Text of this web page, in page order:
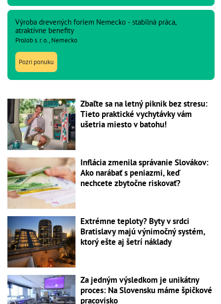
Výroba drevených foriem Nemecko - stabilná práca,
atraktívne benefity
ProJob s. r. o., Nemecko
Pozri ponuku
Zbaľte sa na letný piknik bez stresu:
Tieto praktické vychytávky vám
ušetria miesto v batohu!
Inflácia zmenila správanie Slovákov:
Ako narábať s peniazmi, keď
nechcete zbytočne riskovať?
Extrémne teploty? Byty v srdci
Bratislavy majú výnimočný systém,
ktorý ešte aj šetrí náklady
Za jedným výsledkom je unikátny
proces: Na Slovensku máme špičkové
pracovisko